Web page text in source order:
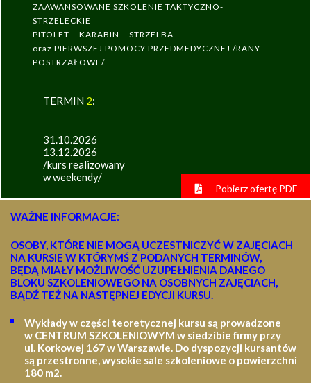
ZAAWANSOWANE SZKOLENIE TAKTYCZNO-
STRZELECKIE
PITOLET – KARABIN – STRZELBA
oraz PIERWSZEJ POMOCY PRZEDMEDYCZNEJ /RANY
POSTRZAŁOWE/
TERMIN 2:
31.10.2026
13.12.2026
/kurs realizowany
w weekendy/
Pobierz ofertę PDF
WAŻNE INFORMACJE:
OSOBY, KTÓRE NIE MOGĄ UCZESTNICZYĆ W ZAJĘCIACH
NA KURSIE W KTÓRYMŚ Z PODANYCH TERMINÓW,
BĘDĄ MIAŁY MOŻLIWOŚĆ UZUPEŁNIENIA DANEGO
BLOKU SZKOLENIOWEGO NA OSOBNYCH ZAJĘCIACH,
BĄDŹ TEŻ NA NASTĘPNEJ EDYCJI KURSU.
Wykłady w części teoretycznej kursu są prowadzone
w CENTRUM SZKOLENIOWYM w siedzibie firmy przy
ul. Korkowej 167 w Warszawie. Do dyspozycji kursantów
są przestronne, wysokie sale szkoleniowe o powierzchni
180 m2.